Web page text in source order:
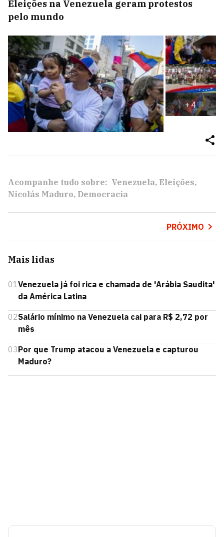
Eleições na Venezuela geram protestos
pelo mundo
+4
Acompanhe tudo sobre: Venezuela Eleições
Nicolás Maduro Democracia
PRÓXIMO
Mais lidas
01Venezuela já foi rica e chamada de 'Arábia Saudita'
da América Latina
02Salário mínimo na Venezuela cai para R$ 2,72 por
mês
03Por que Trump atacou a Venezuela e capturou
Maduro?